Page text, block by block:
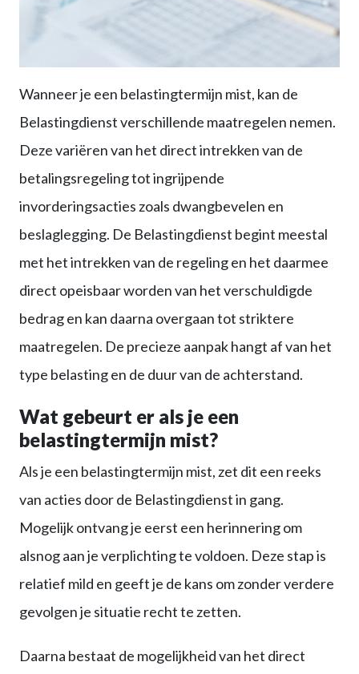
Wanneer je een belastingtermijn mist, kan de
Belastingdienst verschillende maatregelen nemen.
Deze variëren van het direct intrekken van de
betalingsregeling tot ingrijpende
invorderingsacties zoals dwangbevelen en
beslaglegging. De Belastingdienst begint meestal
met het intrekken van de regeling en het daarmee
direct opeisbaar worden van het verschuldigde
bedrag en kan daarna overgaan tot striktere
maatregelen. De precieze aanpak hangt af van het
type belasting en de duur van de achterstand.
Wat gebeurt er als je een
belastingtermijn mist?
Als je een belastingtermijn mist, zet dit een reeks
van acties door de Belastingdienst in gang.
Mogelijk ontvang je eerst een herinnering om
alsnog aan je verplichting te voldoen. Deze stap is
relatief mild en geeft je de kans om zonder verdere
gevolgen je situatie recht te zetten.
Daarna bestaat de mogelijkheid van het direct